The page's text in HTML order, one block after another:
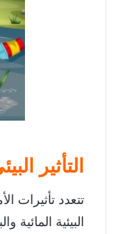
التأثير
تتعدد تأثيرات
البيئية المائية